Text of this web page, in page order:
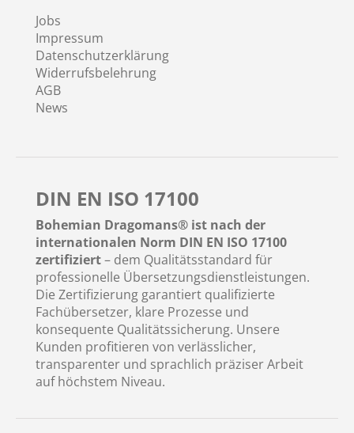
Jobs
Impressum
Datenschutzerklärung
Widerrufsbelehrung
AGB
News
DIN EN ISO 17100
Bohemian Dragomans® ist nach der
internationalen Norm DIN EN ISO 17100
zertifiziert– dem Qualitätsstandard für
professionelle Übersetzungsdienstleistungen.
Die Zertifizierung garantiert qualifizierte
Fachübersetzer, klare Prozesse und
konsequente Qualitätssicherung. Unsere
Kunden profitieren von verlässlicher,
transparenter und sprachlich präziser Arbeit
auf höchstem Niveau.